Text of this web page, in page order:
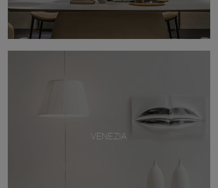
VENEZIA